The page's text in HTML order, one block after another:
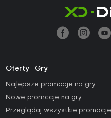
Oferty i Gry
Najlepsze promocje na gry
Nowe promocje na gry
Przeglądaj wszystkie promocje